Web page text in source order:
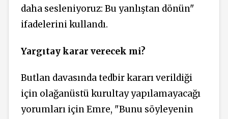
daha sesleniyoruz: Bu yanlıştan dönün"
ifadelerini kullandı.
Yargıtay karar verecek mi?
Butlan davasında tedbir kararı verildiği
için olağanüstü kurultay yapılamayacağı
yorumları için Emre, "Bunu söyleyenin